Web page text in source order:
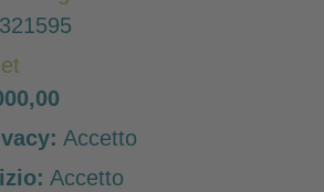
Accetto
Accetto